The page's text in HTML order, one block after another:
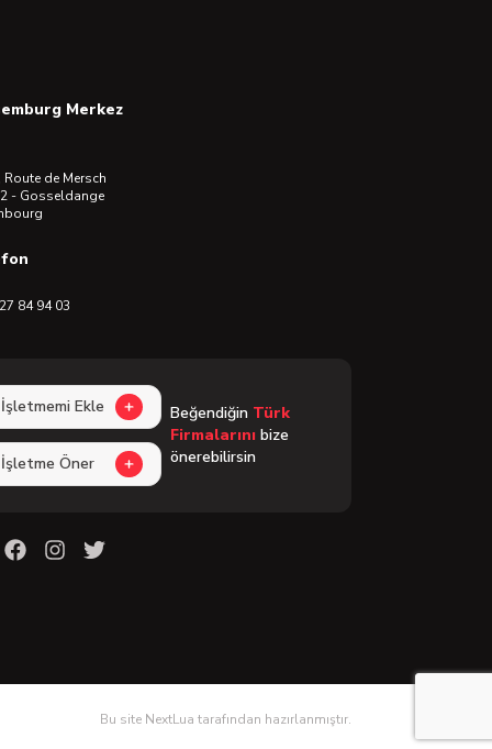
Merkez
Route de Mersch
- Gosseldange
84 94 03
İşletmemi Ekle
İşletme Öner
Beğendiğin Türk
Firmalarını bize
önerebilirsin
Bu site NextLua tarafından hazırlanmıştır.